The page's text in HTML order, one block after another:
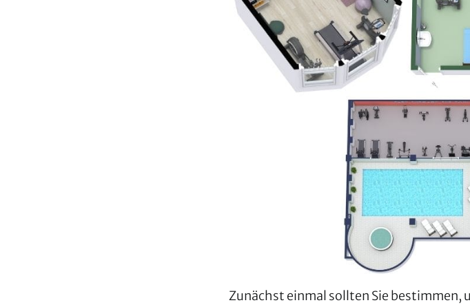
Zunächst einmal sollten Sie bestimmen,